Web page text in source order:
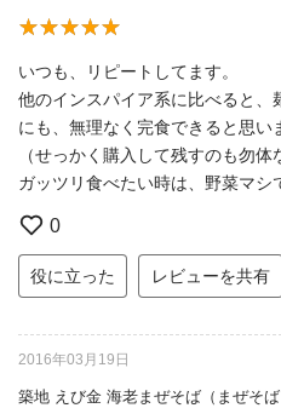
いつも、リピートしてます。
他のインスパイア系に比べると
にも、無理なく完食できると思い
（せっかく購入して残すのも勿体
ガッツリ食べたい時は、野菜マシ
0
役に立った レビューを共有
2016年03月19日
築地 えび金 海老まぜそば（まぜそば